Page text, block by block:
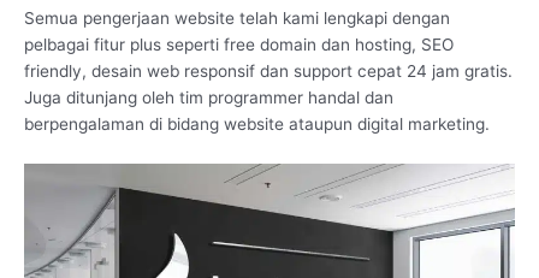
Semua pengerjaan website telah kami lengkapi dengan
pelbagai fitur plus seperti free domain dan hosting, SEO
friendly, desain web responsif dan support cepat 24 jam gratis.
Juga ditunjang oleh tim programmer handal dan
berpengalaman di bidang website ataupun digital marketing.